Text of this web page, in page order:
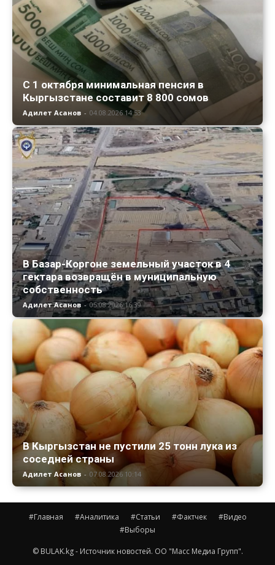
С 1 октября минимальная пенсия в
Кыргызстане составит 8 800 сомов
Адилет Асанов - 04.08.2026 14:53
В Базар-Коргоне земельный участок в 4
гектара возвращён в муниципальную
собственность
Адилет Асанов - 05.08.2026 16:39
В Кыргызстан не пустили 25 тонн лука из
соседней страны
Адилет Асанов - 07.08.2026 10:14
#Главная #Аналитика #Статьи #Фактчек
#Видео
#Выборы
© BULAK.kg - Источник новостей. ОО "Масс Медиа Групп".